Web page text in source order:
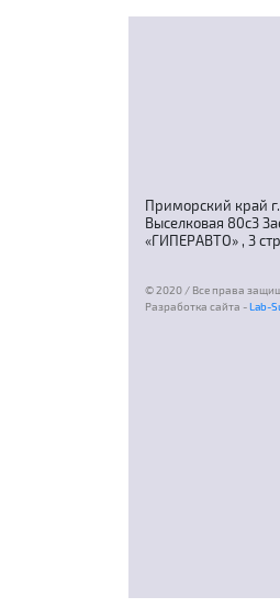
Приморский край
Выселковая 80с3
«ГИПЕРАВТО» , 3
© 2020 / Все права
Разработка сайта -Lab-